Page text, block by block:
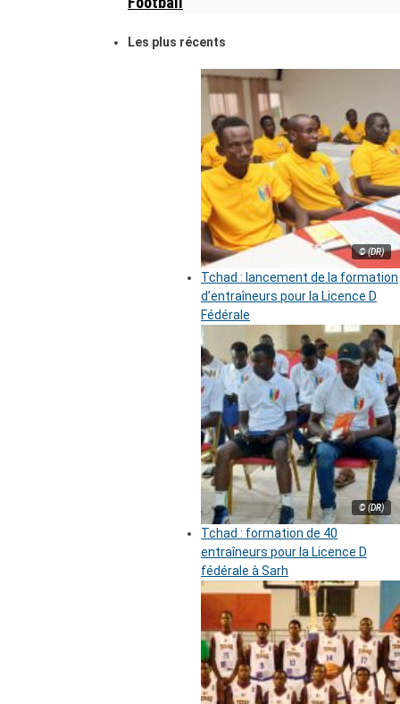
Les plus récents
© (DR)
Tchad : lancement de la formation
d’entraîneurs pour la Licence D
Fédérale
© (DR)
Tchad : formation de 40
entraîneurs pour la Licence D
fédérale à Sarh